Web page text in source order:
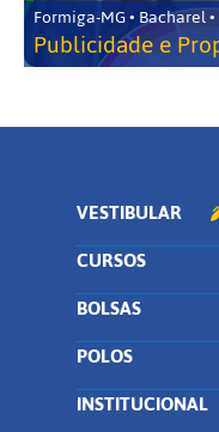
Formiga-MG • Bacharel
Publicidade e
VESTIBULAR
CURSOS
BOLSAS
POLOS
INSTITUCIONAL